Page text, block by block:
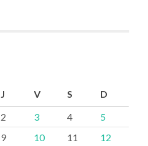
J V S D
2 3 4
5
9 10 11
12